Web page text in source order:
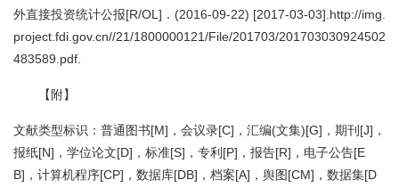
外直接投资统计公报[R/OL]．(2016-09-22) [2017-03-03].http://img.
project.fdi.gov.cn//21/1800000121/File/201703/201703030924502
483589.pdf.
【附】
文献类型标识：普通图书[M]，会议录[C]，汇编(文集)[G]，期刊[J]，
报纸[N]，学位论文[D]，标准[S]，专利[P]，报告[R]，电子公告[E
B]，计算机程序[CP]，数据库[DB]，档案[A]，舆图[CM]，数据集[D